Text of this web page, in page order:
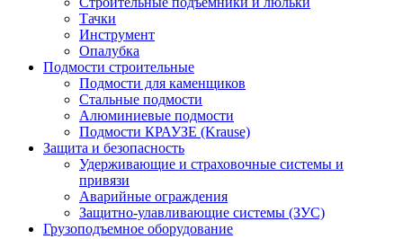
Тачки
Инструмент
Опалубка
Подмости строительные
Подмости для каменщиков
Стальные подмости
Алюминиевые подмости
Подмости КРАУЗЕ (Krause)
Защита и безопасность
Удерживающие и страховочные системы и
привязи
Аварийные ограждения
Защитно-улавливающие системы (ЗУС)
Грузоподъемное оборудование